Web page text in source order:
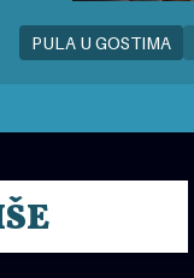
PULA U GOSTIMA